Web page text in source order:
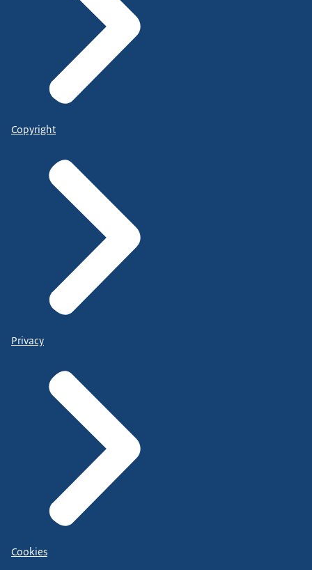
Copyright
Privacy
Cookies